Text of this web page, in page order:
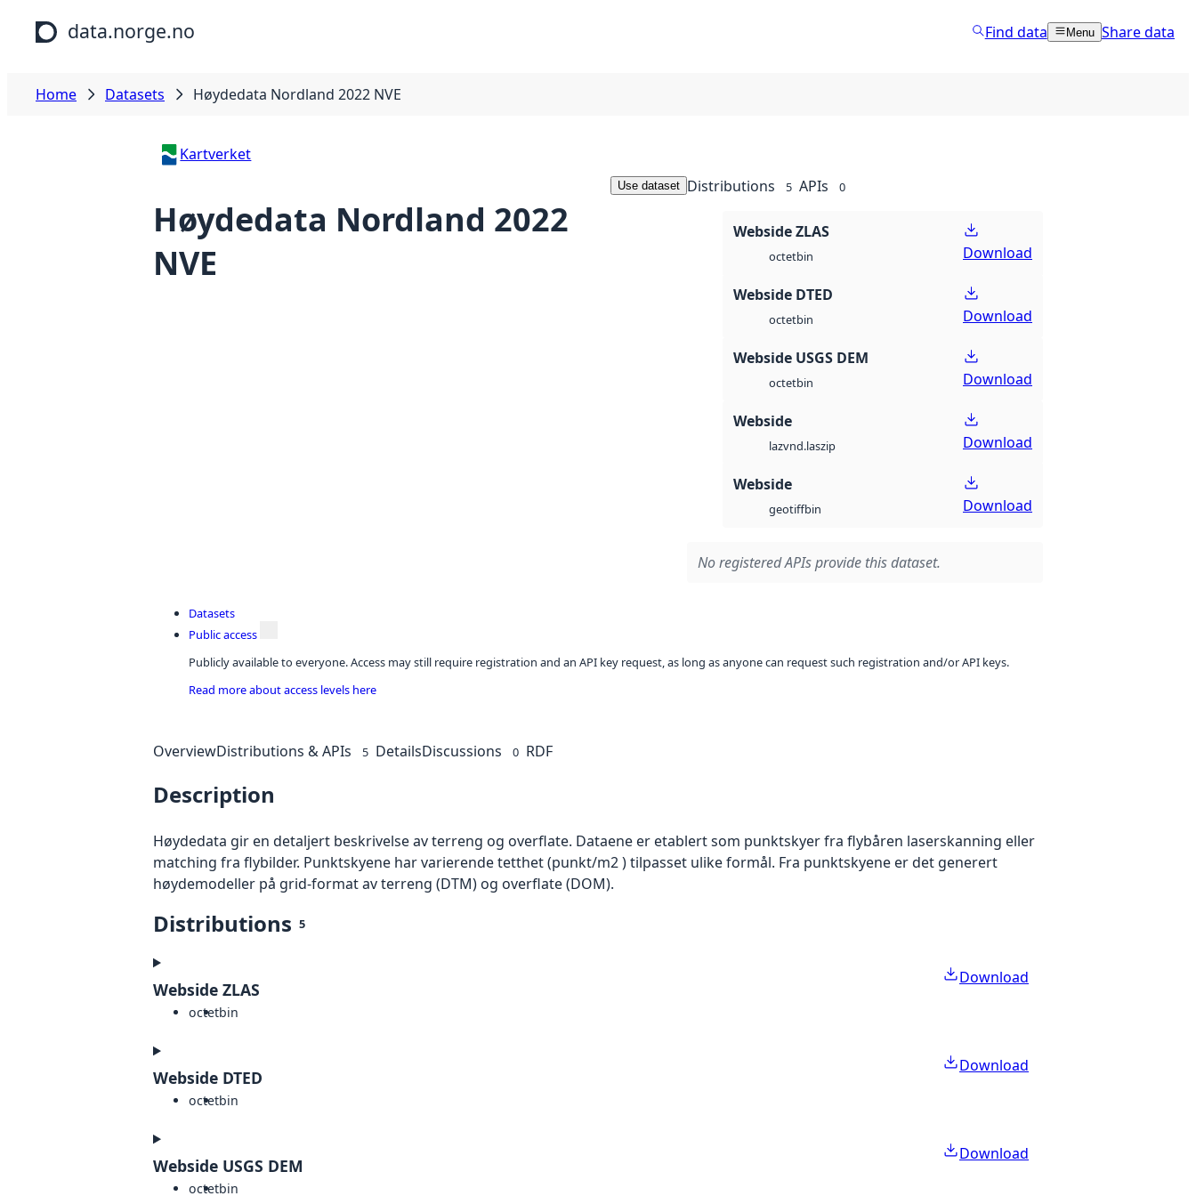
Skip to main content
data.norge.no Find data Menu Share data
Home Datasets Høydedata Nordland 2022 NVE
Kartverket
Høydedata Nordland 2022
NVE
Use dataset Distributions 5 APIs 0
Webside ZLAS
octetbin Download
Webside DTED
octetbin Download
Webside USGS DEM
octetbin Download
Webside
lazvnd.laszip Download
Webside
geotiffbin Download
No registered APIs provide this dataset.
Datasets
Public access
Publicly available to everyone. Access may still require registration and an API key request, as long as anyone can request such registration and/or API keys.
Read more about access levels here
OverviewDistributions & APIs 5 DetailsDiscussions 0 RDF
Description
Høydedata gir en detaljert beskrivelse av terreng og overflate. Dataene er etablert som punktskyer fra flybåren laserskanning eller
matching fra flybilder. Punktskyene har varierende tetthet (punkt/m2 ) tilpasset ulike formål. Fra punktskyene er det generert
høydemodeller på grid-format av terreng (DTM) og overflate (DOM).
Distributions 5
Webside ZLAS
octetbin
Download
Webside DTED
octetbin
Download
Webside USGS DEM
octetbin
Download